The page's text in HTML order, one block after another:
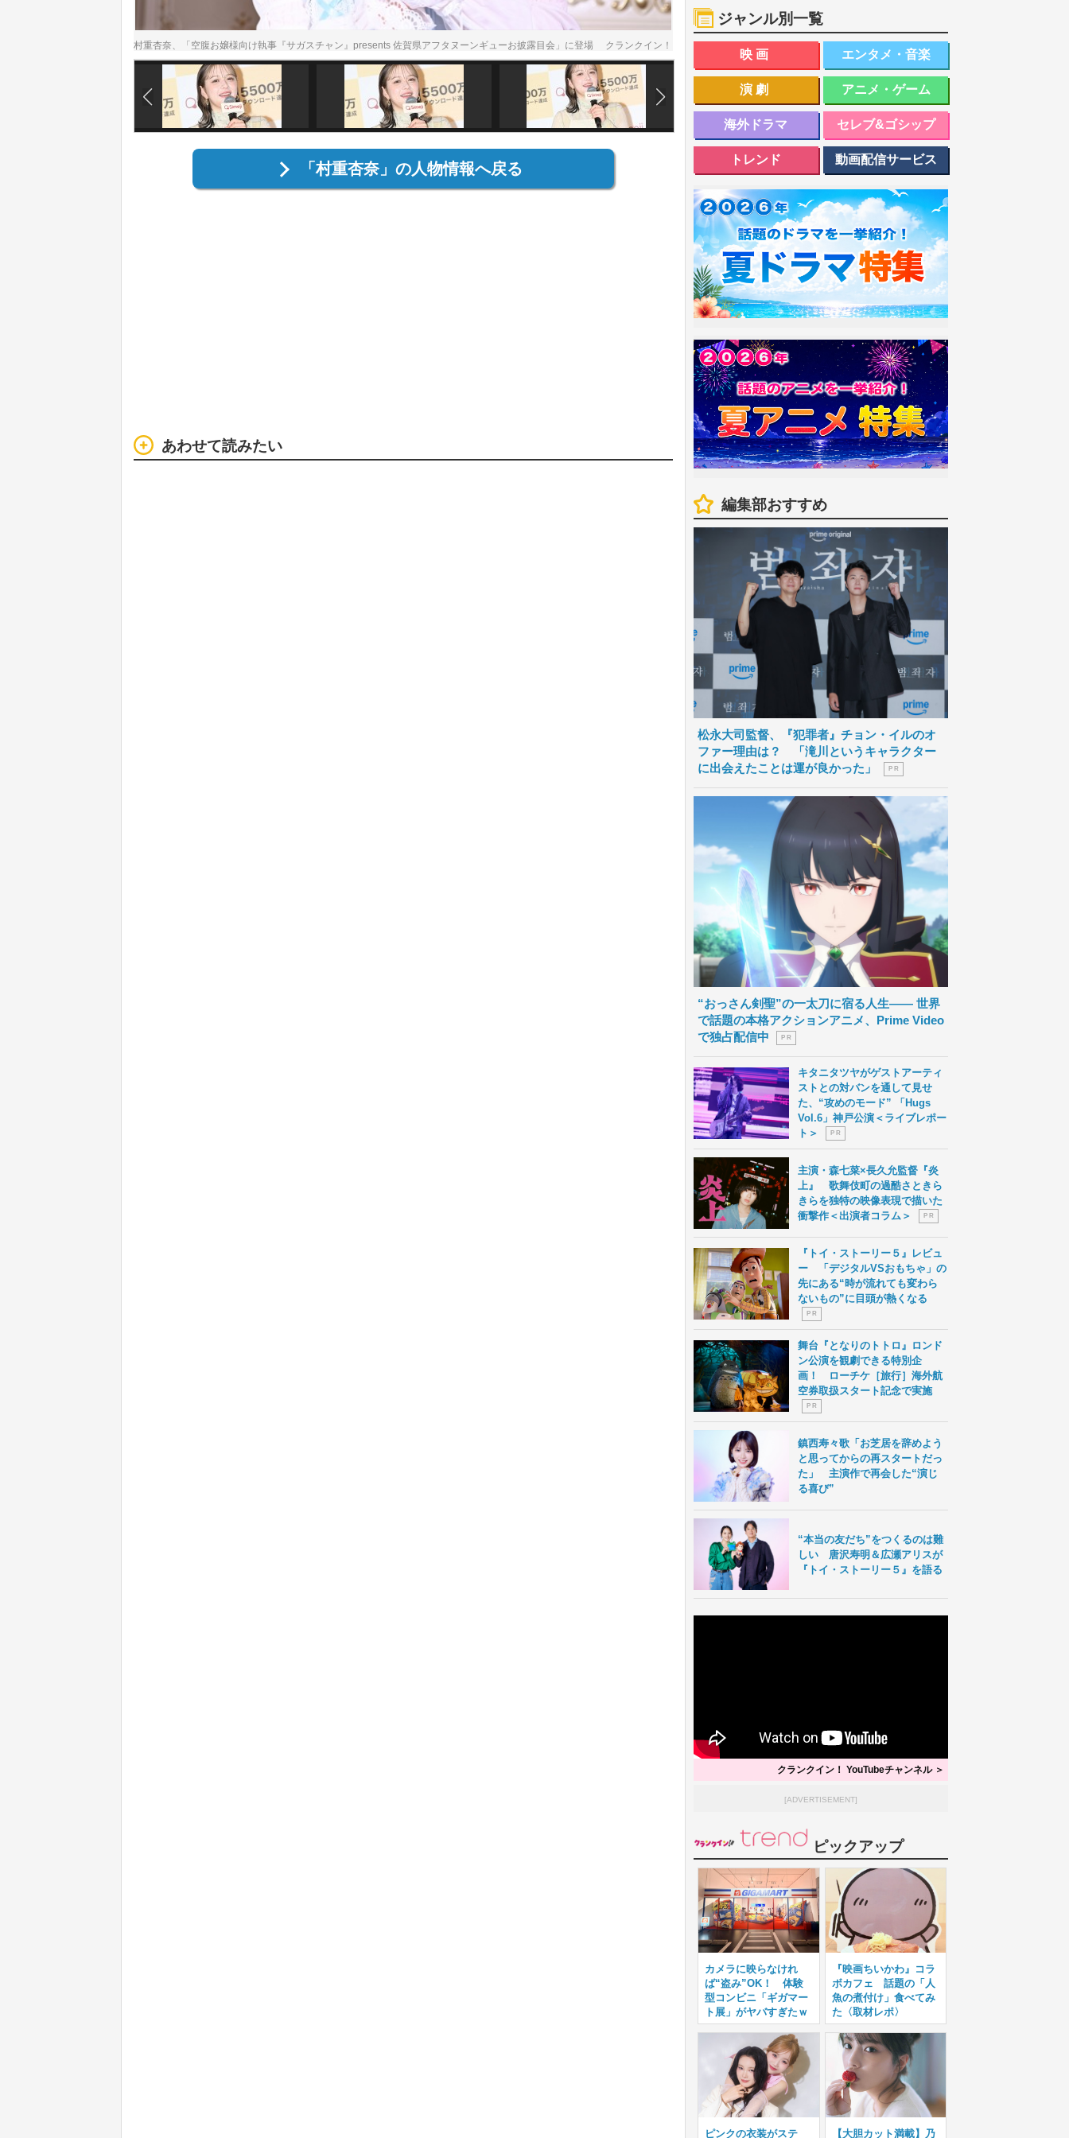
村重杏奈、「空腹お嬢様向け執事『サガスチャン』presents 佐賀県アフタヌーンギューお披露目会」に登場 クランクイン！
「村重杏奈」の人物情報へ戻る
あわせて読みたい
ジャンル別一覧
映画 エンタメ・音楽
演劇 アニメ・ゲーム
海外ドラマ セレブ&ゴシップ
トレンド 動画配信サービス
編集部おすすめ
松永大司監督、『犯罪者』チョン・イルのオ
ファー理由は？ 「滝川というキャラクター
に出会えたことは運が良かった」
P R
“おっさん剣聖”の一太刀に宿る人生―― 世界
で話題の本格アクションアニメ、Prime Video
で独占配信中
P R
キタニタツヤがゲストアーティ
ストとの対バンを通して見せ
た、“攻めのモード” 「Hugs
Vol.6」神戸公演＜ライブレポー
ト＞
P R
主演・森七菜×長久允監督『炎
上』 歌舞伎町の過酷さときら
きらを独特の映像表現で描いた
衝撃作＜出演者コラム＞
P R
『トイ・ストーリー５』レビュ
ー 「デジタルVSおもちゃ」の
先にある“時が流れても変わら
ないもの”に目頭が熱くなる
P R
舞台『となりのトトロ』ロンド
ン公演を観劇できる特別企
画！ ローチケ［旅行］海外航
空券取扱スタート記念で実施
P R
鎮西寿々歌「お芝居を辞めよう
と思ってからの再スタートだっ
た」 主演作で再会した“演じ
る喜び”
“本当の友だち”をつくるのは難
しい 唐沢寿明＆広瀬アリスが
『トイ・ストーリー５』を語る
クランクイン！ YouTubeチャンネル ＞
[ADVERTISEMENT]
ピックアップ
カメラに映らなけれ
ば“盗み”OK！ 体験
型コンビニ「ギガマー
ト展」がヤバすぎたｗ
『映画ちいかわ』コラ
ボカフェ 話題の「人
魚の煮付け」食べてみ
た〈取材レポ〉
ピンクの衣装がステ 【大胆カット満載】乃